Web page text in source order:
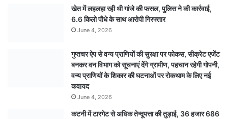
खेत में लहलहा रही थी गांजे की फसल, पुलिस ने की कार्रवाई,
6.6 किलो पौधे के साथ आरोपी गिरफ्तार
June 4, 2026
गुप्तचर ऐप से वन्य प्राणियों की सुरक्षा पर फोकस, सीक्रेट एजेंट
बनकर वन विभाग को सूचनाएं देेंगे ग्रामीण, पहचान रहेगी गोपनी,
वन्य प्राणियों के शिकार की घटनाओं पर रोकथाम के लिए नई
कवायद
June 4, 2026
कटनी में टारगेट से अधिक तेन्दूपत्ता की तुड़ाई, 36 हजार 686